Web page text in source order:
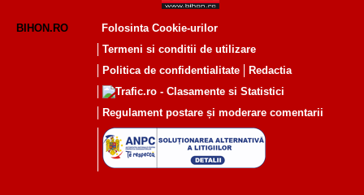
BIHON.RO
Folosinta Cookie-urilor
Termeni si conditii de utilizare
Politica de confidentialitate
Redactia
Regulament postare și moderare comentarii